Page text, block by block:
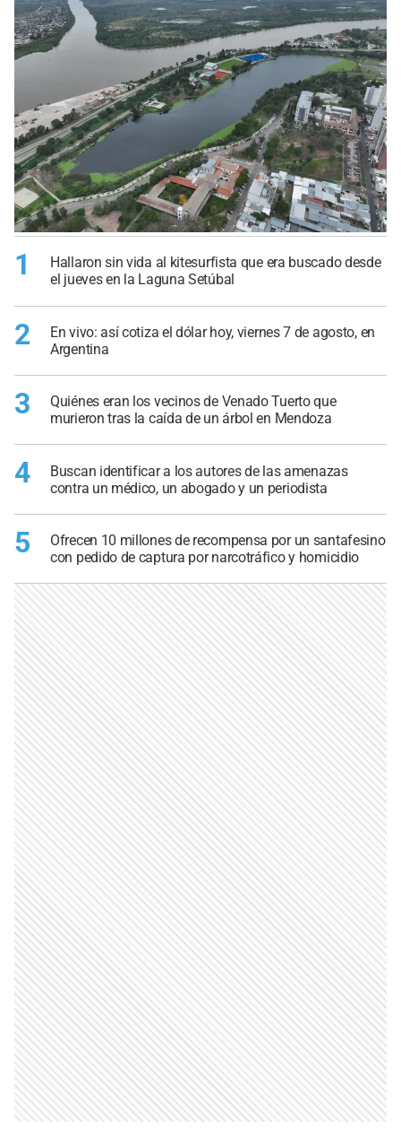
1
Hallaron sin vida al kitesurfista que era buscado desde
el jueves en la Laguna Setúbal
2
En vivo: así cotiza el dólar hoy, viernes 7 de agosto, en
Argentina
3
Quiénes eran los vecinos de Venado Tuerto que
murieron tras la caída de un árbol en Mendoza
4
Buscan identificar a los autores de las amenazas
contra un médico, un abogado y un periodista
5
Ofrecen 10 millones de recompensa por un santafesino
con pedido de captura por narcotráfico y homicidio